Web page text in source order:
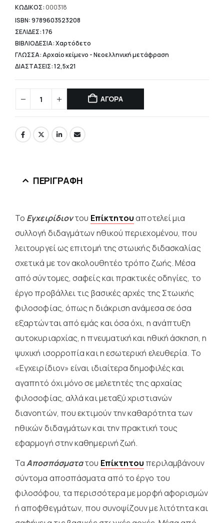
είναι:
10,64 €.
ΚΩΔΙΚΟΣ: 000318
ISBN: 9789603523208
ΣΕΛΙΔΕΣ: 176
ΒΙΒΛΙΟΔΕΣΙΑ: Χαρτόδετο
ΓΛΩΣΣΑ: Αρχαίο κείμενο - Νεοελληνική μετάφραση
ΔΙΑΣΤΑΣΕΙΣ: 12,5x21
ΑΓΟΡΑ
ΠΕΡΙΓΡΑΦΉ
Το Εγχειρίδιοντου Επίκτητουαποτελεί μια
συλλογή διδαγμάτων ηθικού περιεχομένου, που
λειτουργεί ως επιτομή της στωικής διδασκαλίας
σχετικά με τον ακολουθητέο τρόπο ζωής. Μέσα
από σύντομες, σαφείς και πρακτικές οδηγίες, το
έργο προβάλλει τις βασικές αρχές της Στωικής
φιλοσοφίας, όπως η διάκριση ανάμεσα σε όσα
εξαρτώνται από εμάς και όσα όχι, η ανάπτυξη
αυτοκυριαρχίας, η πνευματική και ηθική άσκηση, η
ψυχική ισορροπία και η εσωτερική ελευθερία. Το
«Εγχειρίδιον» είναι ιδιαίτερα δημοφιλές και
αγαπητό όχι μόνο σε μελετητές της αρχαίας
φιλοσοφίας, αλλά και μεταξύ χριστιανών
διανοητών, που εκτιμούν την καθαρότητα των
ηθικών διδαγμάτων και την πρακτική τους
εφαρμογή στην καθημερινή ζωή.
ΤαΑποσπάσματατου Επίκτητου περιλαμβάνουν
σύντομα αποσπάσματα από το έργο του
φιλοσόφου, τα περισσότερα με μορφή αφορισμών
ή αποφθεγμάτων, που συνοψίζουν με λιτότητα και